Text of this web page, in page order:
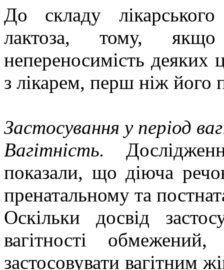
До складу
лактоза, тому,
непереносимість деяких
з лікарем, перш ніж його
Застосування у період
Вагітність.
показали, що діюча
пренатальному та
Оскільки досвід
вагітності
застосовувати вагітним